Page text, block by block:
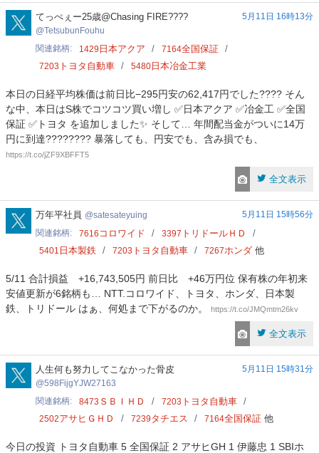
TetsubunFouhu
てっぺぇー25歳@Chasing FIRE????
TetsubunFouhu
5月11日 16時13分
関連銘柄 1429 日本アクア 7164全国保証
7203 トヨタ自動車 5480 日本冶金工業
本日の日経平均株価は前日比−295円安の62,417円でした???? そん
な中、本日はS株でコツコツ買い増し ✅日本アクア ✅冶金工 ✅全国
保証 ✅トヨタ を追加しました✨ そして… 年間配当金がついに14万
円に到達???????? 暴落しても、円安でも、含み損でも、
https://t.co/jZF9XBFFT5
全文表示
satesateyuing
万年平社員 satesateyuing
5月11日 15時56分
関連銘柄
7616 コロワイド 3397 トリドールＨＤ
5401 日本製鉄 7203 トヨタ自動車 7267ホンダ 他
5/11 合計損益 +16,743,505円 前日比 +46万円位 保有株の年初来
安値更新が6銘柄も… NTT.コロワイド、トヨタ、ホンダ、日本製
鉄、トリドール はぁ、何処まで下がるのか。
https://t.co/JMQmtm26kv
全文表示
598FijgYJW27163
人生何も努力してこなかった骨皮
598FijgYJW27163
5月11日 15時31分
関連銘柄 8473 ＳＢＩＨＤ 7203 トヨタ自動車
2502アサヒＧＨＤ 7239タチエス 7164全国保証 他
今日の投資 トヨタ自動車 5 全国保証 2 アサヒGH 1 伊藤忠 1 SBIホ